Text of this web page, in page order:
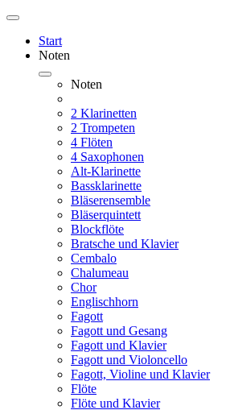
Start
Noten
Noten
2 Klarinetten
2 Trompeten
4 Flöten
4 Saxophonen
Alt-Klarinette
Bassklarinette
Bläserensemble
Bläserquintett
Blockflöte
Bratsche und Klavier
Cembalo
Chalumeau
Chor
Englischhorn
Fagott
Fagott und Gesang
Fagott und Klavier
Fagott und Violoncello
Fagott, Violine und Klavier
Flöte
Flöte und Klavier